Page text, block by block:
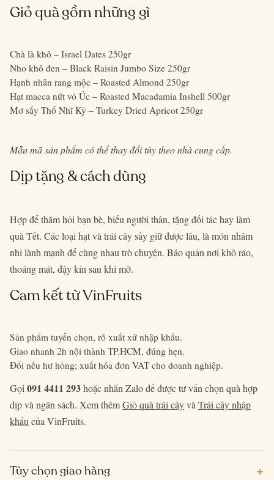
Giỏ quà gồm những gì
Chà là khô – Israel Dates 250gr
Nho khô đen – Black Raisin Jumbo Size 250gr
Hạnh nhân rang mộc – Roasted Almond 250gr
Hạt macca nứt vỏ Úc – Roasted Macadamia Inshell 500gr
Mơ sấy Thổ Nhĩ Kỳ – Turkey Dried Apricot 250gr
Mẫu mã sản phẩm có thể thay đổi tùy theo nhà cung cấp.
Dịp tặng & cách dùng
Hợp để thăm hỏi bạn bè, biếu người thân, tặng đối tác hay làm
quà Tết. Các loại hạt và trái cây sấy giữ được lâu, là món nhâm
nhi lành mạnh để cùng nhau trò chuyện. Bảo quản nơi khô ráo,
thoáng mát, đậy kín sau khi mở.
Cam kết từ VinFruits
Sản phẩm tuyển chọn, rõ xuất xứ nhập khẩu.
Giao nhanh 2h nội thành TP.HCM, đúng hẹn.
Đổi nếu hư hỏng; xuất hóa đơn VAT cho doanh nghiệp.
Gọi 091 4411 293hoặc nhắn Zalo để được tư vấn chọn quà hợp
dịp và ngân sách. Xem thêmGiỏ quà trái câyvà Trái cây nhập
khẩu của VinFruits.
Tùy chọn giao hàng +